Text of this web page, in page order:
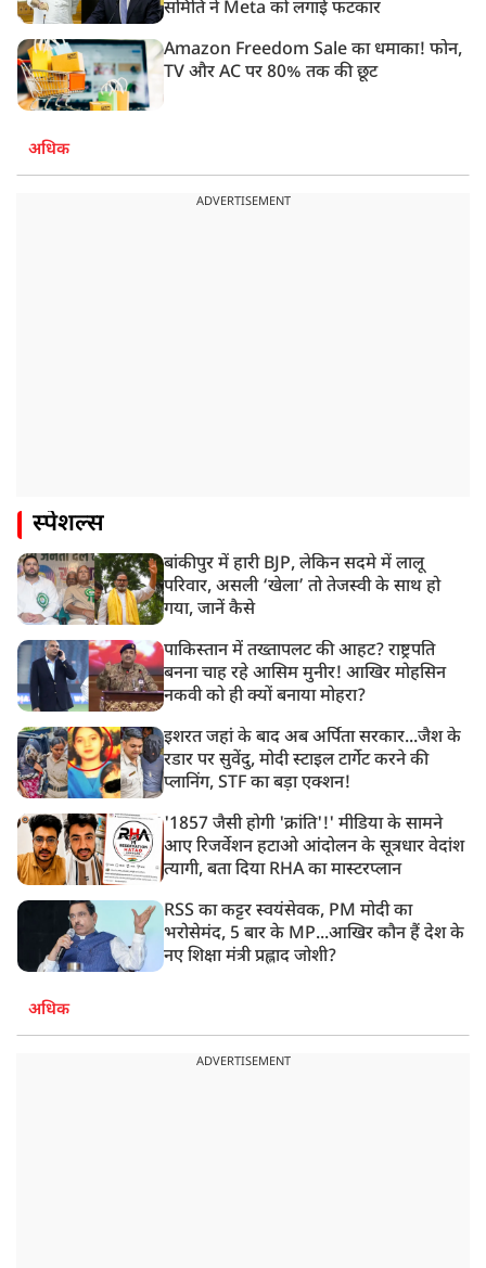
समिति ने Meta को लगाई फटकार
Amazon Freedom Sale का धमाका! फोन,
TV और AC पर 80% तक की छूट
अधिक
ADVERTISEMENT
स्पेशल्स
बांकीपुर में हारी BJP, लेकिन सदमे में लालू
परिवार, असली ‘खेला’ तो तेजस्वी के साथ हो
गया, जानें कैसे
पाकिस्तान में तख्तापलट की आहट? राष्ट्रपति
बनना चाह रहे आसिम मुनीर! आखिर मोहसिन
नकवी को ही क्यों बनाया मोहरा?
इशरत जहां के बाद अब अर्पिता सरकार...जैश के
रडार पर सुवेंदु, मोदी स्टाइल टार्गेट करने की
प्लानिंग, STF का बड़ा एक्शन!
'1857 जैसी होगी 'क्रांति'!' मीडिया के सामने
आए रिजर्वेशन हटाओ आंदोलन के सूत्रधार वेदांश
त्यागी, बता दिया RHA का मास्टरप्लान
RSS का कट्टर स्वयंसेवक, PM मोदी का
भरोसेमंद, 5 बार के MP...आखिर कौन हैं देश के
नए शिक्षा मंत्री प्रह्लाद जोशी?
अधिक
ADVERTISEMENT